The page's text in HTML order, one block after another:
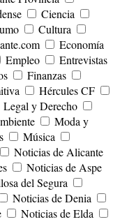
Ciencia
Cultura
Economía
Empleo
Entrevistas
Finanzas
Hércules CF
Legal y Derecho
Moda y
Música
Noticias de Alicante
Noticias de Aspe
del Segura
Noticias de Denia
Noticias de Elda